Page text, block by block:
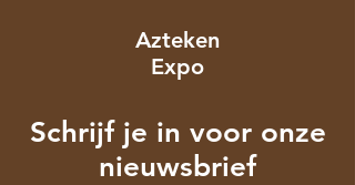
Azteken
Expo
Schrijf je in voor onze
nieuwsbrief